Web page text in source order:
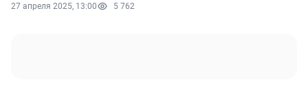
27 апреля 2025, 13:00 5 762